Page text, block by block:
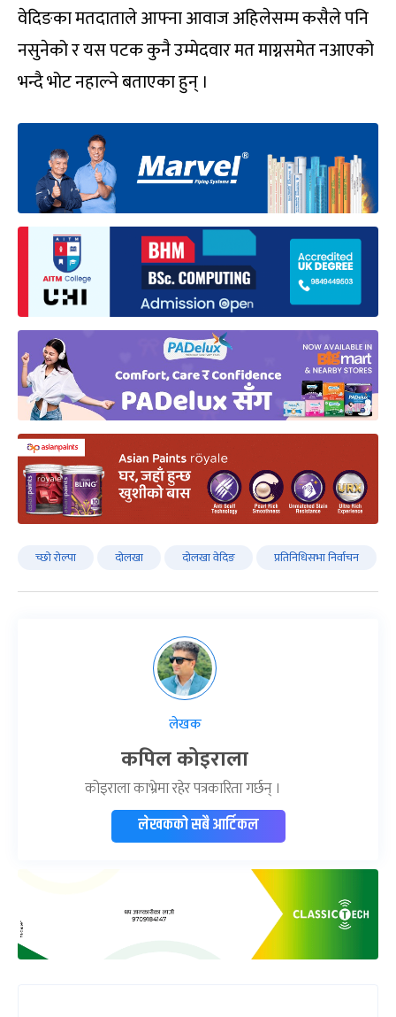
वेदिङका मतदाताले आफ्ना आवाज अहिलेसम्म कसैले पनि
नसुनेको र यस पटक कुनै उम्मेदवार मत माग्नसमेत नआएको
भन्दै भोट नहाल्ने बताएका हुन् ।
च्छाे राेल्पा दाेलखा दोलखा वेदिङ प्रतिनिधिसभा निर्वाचन
लेखक
कपिल कोइराला
कोइराला काभ्रेमा रहेर पत्रकारिता गर्छन् ।
लेखकको सबै आर्टिकल